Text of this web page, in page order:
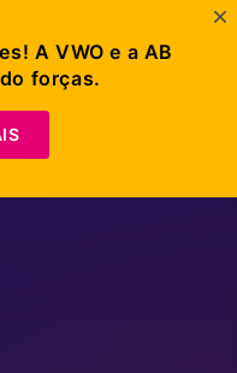
A VWO e a AB
forças.